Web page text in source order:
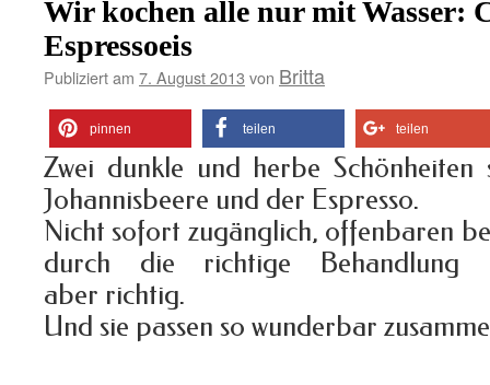
Wir kochen alle nur mit Wasser:
Espressoeis
Publiziert am 7. August 2013 von Britta
pinnen teilen teilen
Zwei dunkle und herbe Schönheiten
Johannisbeere und der Espresso.
Nicht sofort zugänglich, offenbaren
durch die richtige Behandlung
aber richtig.
Und sie passen so wunderbar